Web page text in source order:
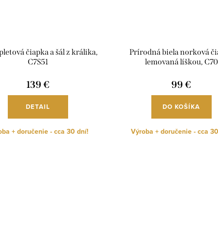
čiapka a šál z králika,
C7S51
139 €
DETAIL
+ doručenie - cca 30 dní!
Prírodná biela norková
lemovaná líškou, C70
99 €
DO KOŠÍKA
Výroba + doručenie - cca